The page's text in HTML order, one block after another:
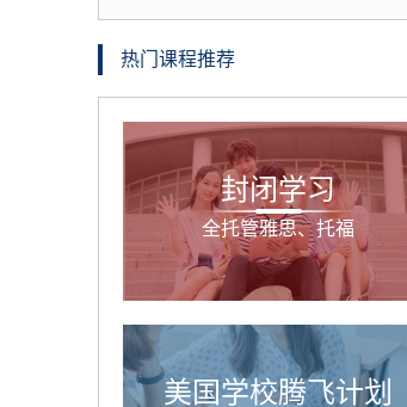
热门课程推荐
封闭学习
全托管雅思、托福
美国学校腾飞计划